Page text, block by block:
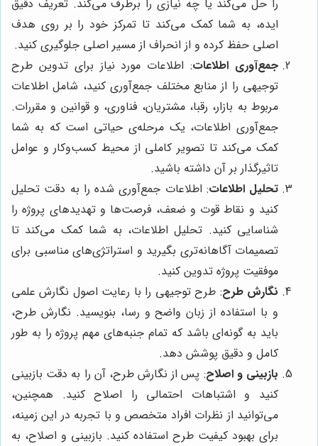
را حل می‌کند یا چه نیازی را برطرف می‌کند. تعریف دقیق
ایده، به شما کمک می‌کند تا تمرکز خود را بر روی هدف
اصلی حفظ کرده و از انحراف از مسیر اصلی جلوگیری کنید.
جمع‌آوری اطلاعات: اطلاعات مورد نیاز برای تدوین طرح
توجیهی را از منابع مختلف جمع‌آوری کنید، شامل اطلاعات
مربوط به بازار، رقبا، مشتریان، فناوری، و قوانین و مقررات.
جمع‌آوری اطلاعات، یک مرحله‌ی حیاتی است که به شما
کمک می‌کند تا تصویر کاملی از محیط کسب‌وکار و عوامل
تاثیرگذار بر آن داشته باشید.
تحلیل اطلاعات: اطلاعات جمع‌آوری شده را به دقت تحلیل
کنید و نقاط قوت و ضعف، فرصت‌ها و تهدیدهای پروژه را
شناسایی کنید. تحلیل اطلاعات، به شما کمک می‌کند تا
تصمیمات آگاهانه‌تری بگیرید و استراتژی‌های مناسبی برای
موفقیت پروژه تدوین کنید.
نگارش طرح: طرح توجیهی را با رعایت اصول نگارش علمی
و با استفاده از زبان واضح و رسا، بنویسید. نگارش طرح،
باید به گونه‌ای باشد که تمام جنبه‌های مهم پروژه را به طور
کامل و دقیق پوشش دهد.
بازبینی و اصلاح: پس از نگارش طرح، آن را به دقت بازبینی
کنید و اشتباهات احتمالی را اصلاح کنید. همچنین،
می‌توانید از نظرات افراد متخصص و با تجربه در این زمینه،
برای بهبود کیفیت طرح استفاده کنید. بازبینی و اصلاح، به